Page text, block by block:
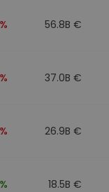
56.8B €
37.0B €
26.9B €
18.5B €